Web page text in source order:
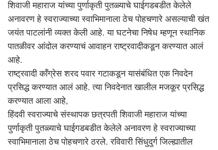
शिवाजी महाराज यांच्या पुर्णाकृती पुतळ्याचे घाईगडबडीत केलेले
अनावरण हे स्वराज्याच्या स्वाभिमानाला ठेच पोहचणारे असल्याची खंत
जयंत पाटलांनी व्यक्त केली आहे. या घटनेचा निषेध म्हणून स्थानिक
पातळीवर आंदोल करण्याचं आवाहन राष्ट्रवादीकडून करण्यात आलं
आहे.
राष्ट्रवादी काँग्रेस शरद पवार गटाकडून यासंबंधित एक निवदेन
प्रसिद्ध करण्यात आलं आहे. त्या निवदेनात खालील मजकूर प्रसिद्ध
करण्यात आला आहे,
हिंदवी स्वराज्याचे संस्थापक छत्रपती शिवाजी महाराज यांच्या
पुर्णाकृती पुतळ्याचे घाईगडबडीत केलेले अनावरण हे स्वराज्याच्या
स्वाभिमानाला ठेच पोहचणारे ठरले. रविवारी सिंधुदुर्ग जिल्ह्यातील